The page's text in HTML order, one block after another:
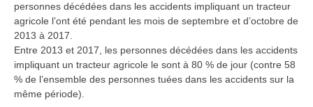
personnes décédées dans les accidents impliquant un tracteur
agricole l’ont été pendant les mois de septembre et d’octobre de
2013 à 2017.
Entre 2013 et 2017, les personnes décédées dans les accidents
impliquant un tracteur agricole le sont à 80 % de jour (contre 58
% de l’ensemble des personnes tuées dans les accidents sur la
même période).